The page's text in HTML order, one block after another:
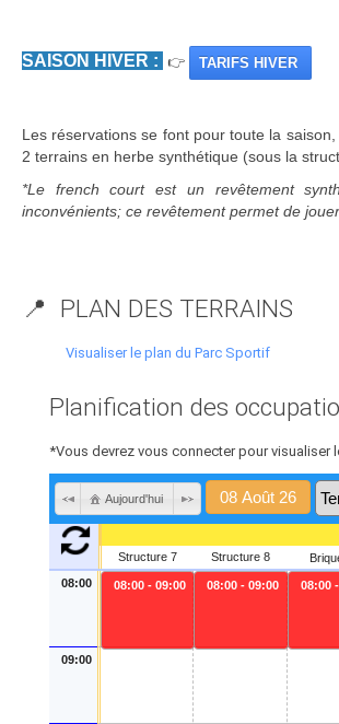
SAISON HIVER : 👉 TARIFS HIVER
Les réservations se font pour toute la
2 terrains en herbe synthétique (sous la
*Le french court est un revêtement
inconvénients; ce revêtement permet de
📍 PLAN DES TERRAINS
Visualiser le plan du Parc Sportif
Planification des
*Vous devrez vous connecter pour visualiser